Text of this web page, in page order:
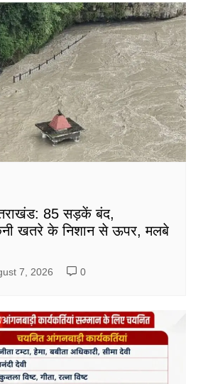
85 सड़कें बंद,
खतरे के निशान से ऊपर, मलबे
7, 2026 0